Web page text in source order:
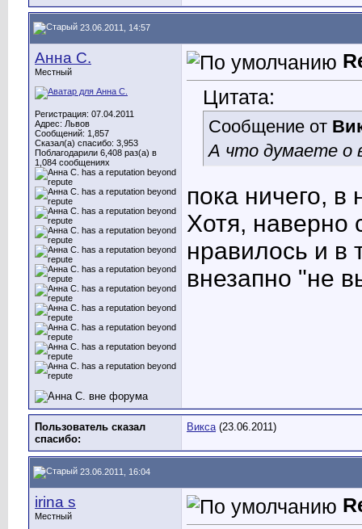
23.06.2011, 14:57
Анна С.
Местный
Регистрация: 07.04.2011
Адрес: Львов
Сообщений: 1,857
Сказал(а) спасибо: 3,953
Поблагодарили 6,408 раз(а) в
1,084 сообщениях
Цитата:
Сообщение от
А что думаете о
пока ничего,
Хотя, наверно
нравилось и в
внезапно "не
Пользователь сказал
cпасибо:
Викса(23.06.2011)
23.06.2011, 16:04
irina s
Местный